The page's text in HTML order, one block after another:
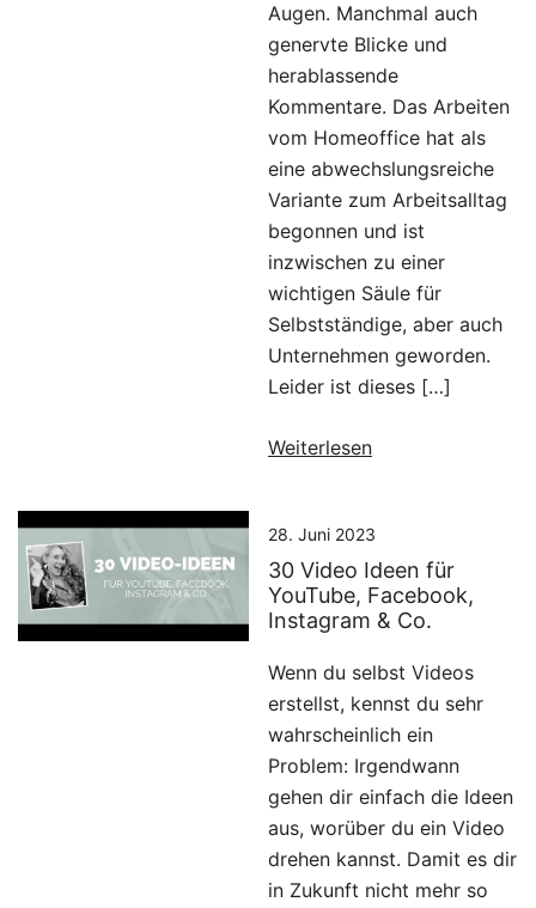
Augen. Manchmal auch
genervte Blicke und
herablassende
Kommentare. Das Arbeiten
vom Homeoffice hat als
eine abwechslungsreiche
Variante zum Arbeitsalltag
begonnen und ist
inzwischen zu einer
wichtigen Säule für
Selbstständige, aber auch
Unternehmen geworden.
Leider ist dieses […]
Weiterlesen
28. Juni 2023
30 Video Ideen für
YouTube, Facebook,
Instagram & Co.
Wenn du selbst Videos
erstellst, kennst du sehr
wahrscheinlich ein
Problem: Irgendwann
gehen dir einfach die Ideen
aus, worüber du ein Video
drehen kannst. Damit es dir
in Zukunft nicht mehr so